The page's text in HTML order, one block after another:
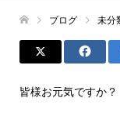
ブログ 未分
皆様お元気ですか？